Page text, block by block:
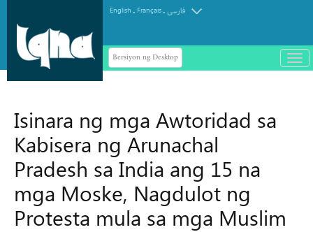
English . Français.فارسی
Bersiyon ng Desktop
باز
و
Isinara ng mga Awtoridad sa
Kabisera ng Arunachal
Pradesh sa India ang 15 na
mga Moske, Nagdulot ng
Protesta mula sa mga Muslim